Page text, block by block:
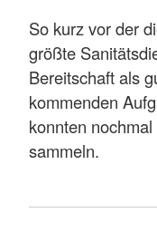
So kurz vor der
größte
Bereitschaft als
kommenden
konnten
sammeln.